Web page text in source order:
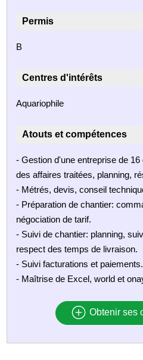
Permis
B
Centres d'intérêts
Aquariophile
Atouts et compétences
- Gestion d'une entreprise de
des affaires traitées, planning,
- Métrés, devis, conseil
- Préparation de chantier:
négociation de tarif.
- Suivi de chantier: planning,
respect des temps de livraison.
- Suivi facturations et paiements.
- Maîtrise de Excel, world et
Obtenir ses